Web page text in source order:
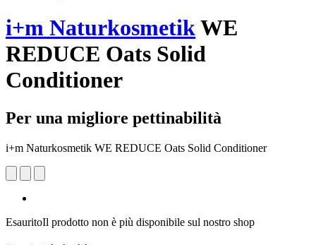
i+m NaturkosmetikWE
REDUCE Oats Solid
Conditioner
Per una migliore pettinabilità
i+m Naturkosmetik WE REDUCE Oats Solid Conditioner
EsauritoIl prodotto non è più disponibile sul nostro shop